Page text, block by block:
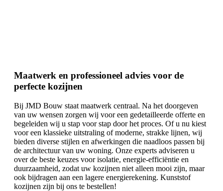
Maatwerk en professioneel advies voor de
perfecte kozijnen
Bij JMD Bouw staat maatwerk centraal. Na het doorgeven
van uw wensen zorgen wij voor een gedetailleerde offerte en
begeleiden wij u stap voor stap door het proces. Of u nu kiest
voor een klassieke uitstraling of moderne, strakke lijnen, wij
bieden diverse stijlen en afwerkingen die naadloos passen bij
de architectuur van uw woning. Onze experts adviseren u
over de beste keuzes voor isolatie, energie-efficiëntie en
duurzaamheid, zodat uw kozijnen niet alleen mooi zijn, maar
ook bijdragen aan een lagere energierekening. Kunststof
kozijnen zijn bij ons te bestellen!